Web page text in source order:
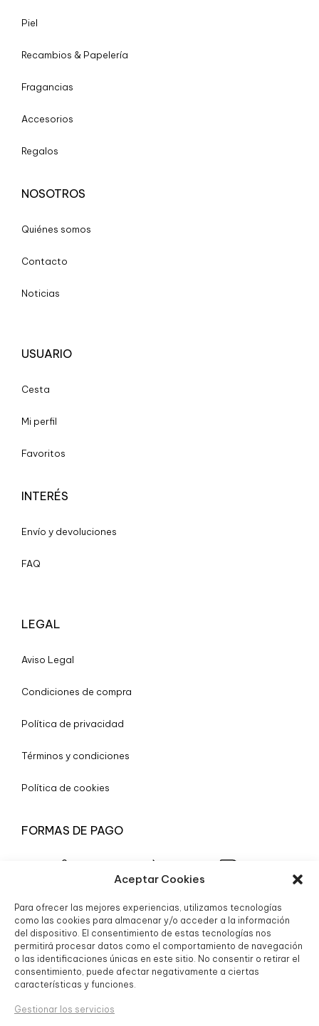
Aceptar Cookies
Para ofrecer las mejores experiencias, utilizamos tecnologías
como las cookies para almacenar y/o acceder a la información
del dispositivo. El consentimiento de estas tecnologías nos
permitirá procesar datos como el comportamiento de navegación
o las identificaciones únicas en este sitio. No consentir o retirar el
consentimiento, puede afectar negativamente a ciertas
características y funciones.
Gestionar los servicios
Piel
Recambios & Papelería
Fragancias
Accesorios
Regalos
NOSOTROS
Quiénes somos
Contacto
Noticias
USUARIO
Cesta
Mi perfil
Favoritos
INTERÉS
Envío y devoluciones
FAQ
LEGAL
Aviso Legal
Condiciones de compra
Política de privacidad
Términos y condiciones
Política de cookies
FORMAS DE PAGO
© 2025 Boutique Granada S.L.